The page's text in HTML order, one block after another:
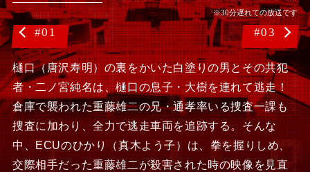
※30分遅れての放送です
#01 #03
樋口（唐沢寿明）の裏をかいた白塗りの男とその共犯
者・二ノ宮純名は、樋口の息子・大樹を連れて逃走！
倉庫で襲われた重藤雄二の兄・通孝率いる捜査一課も
捜査に加わり、全力で逃走車両を追跡する。そんな
中、ECUのひかり（真木よう子）は、拳を握りしめ、
交際相手だった重藤雄二が殺害された時の映像を見直